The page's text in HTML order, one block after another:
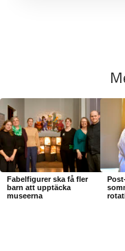
Fabelfigurer ska få fler
barn att upptäcka
museerna